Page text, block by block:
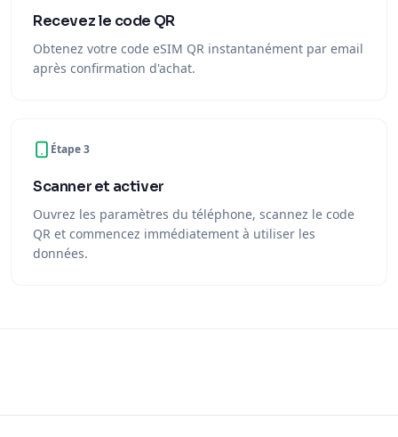
Recevez le code QR
Obtenez votre code eSIM QR instantanément par email
après confirmation d'achat.
Étape 3
Scanner et activer
Ouvrez les paramètres du téléphone, scannez le code
QR et commencez immédiatement à utiliser les
données.